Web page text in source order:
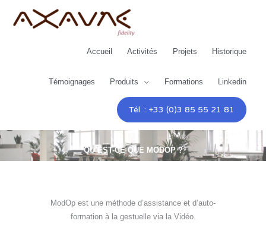
Accueil
Activités Projets Historique
Témoignages Produits Formations Linkedin
Tél. : +33 (0)3 85 55 21 81
QU’EST-CE QUE MODOP ?
ModOp est une méthode d’assistance et d’auto-
formation à la gestuelle via la Vidéo.